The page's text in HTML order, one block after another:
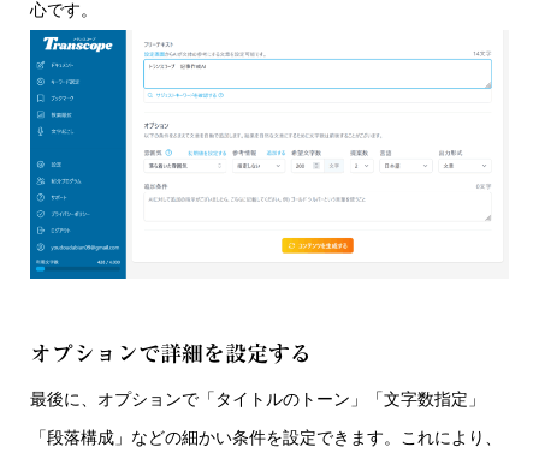
心です。
オプションで詳細を設定する
最後に、オプションで「タイトルのトーン」「文字数指定」
「段落構成」などの細かい条件を設定できます。これにより、